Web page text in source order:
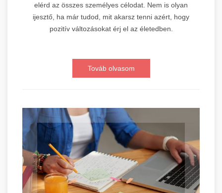
elérd az összes személyes célodat. Nem is olyan
ijesztő, ha már tudod, mit akarsz tenni azért, hogy
pozitív változásokat érj el az életedben.
Továb olvasom